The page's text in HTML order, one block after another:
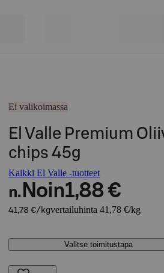
Ei valikoimassa
El Valle Premium
chips 45g
Kaikki El Valle -tuotteet
n. Noin1,88 €
41,78 €/kgvertailuhinta 41,78 €/kg
Valitse toimitustapa